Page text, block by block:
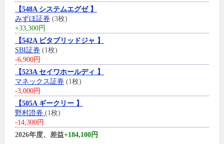
【548A システムエグゼ 】
みずほ証券 (3枚)
+33,300円
【542A ビタブリッドジャ 】
SBI証券 (1枚)
-6,900円
【523A セイワホールディ 】
マネックス証券 (1枚)
-3,000円
【505A ギークリー 】
野村證券 (1枚)
-14,300円
2026年度、差益+184,100円